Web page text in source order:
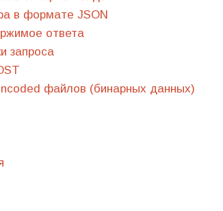
в формате JSON
ответа
запроса
файлов (бинарных данных)